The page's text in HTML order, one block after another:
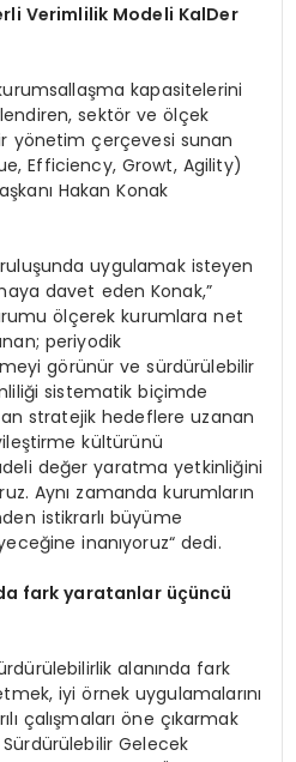
Verimlilik Modeli KalDer
kapasitelerini
sektör ve ölçek
yönetim çerçevesi sunan
Efficiency, Growt, Agility)
Hakan Konak
uygulamak isteyen
davet eden Konak,”
ölçerek kurumlara net
periyodik
görünür ve sürdürülebilir
sistematik biçimde
stratejik hedeflere uzanan
kültürünü
değer yaratma yetkinliğini
Aynı zamanda kurumların
istikrarlı büyüme
inanıyoruz“ dedi.
fark yaratanlar üçüncü
alanında fark
iyi örnek uygulamalarını
çalışmaları öne çıkarmak
Gelecek